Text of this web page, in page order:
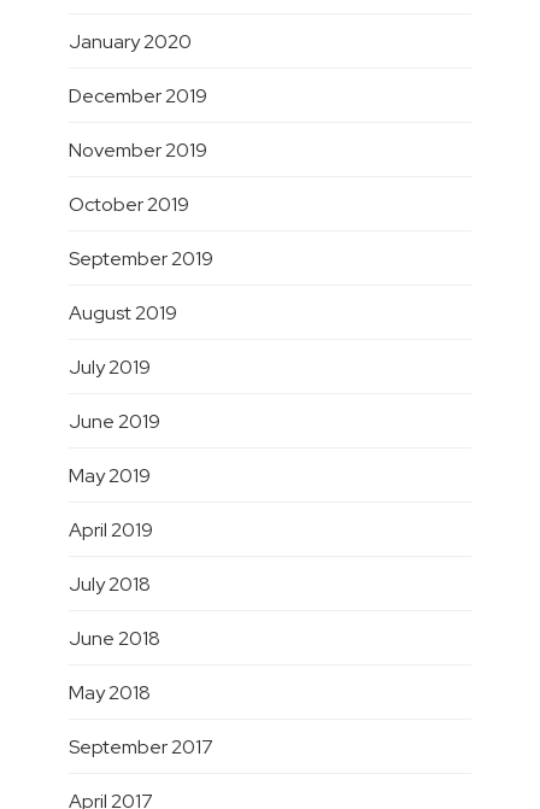
January 2020
December 2019
November 2019
October 2019
September 2019
August 2019
July 2019
June 2019
May 2019
April 2019
July 2018
June 2018
May 2018
September 2017
April 2017